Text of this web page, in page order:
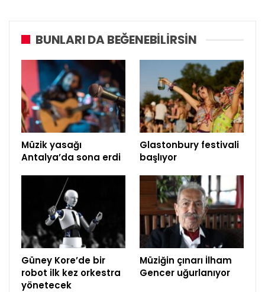
BUNLARI DA BEĞENEBILIRSIN
Müzik yasağı
Antalya’da sona erdi
Glastonbury festivali
başlıyor
Güney Kore’de bir
robot ilk kez orkestra
yönetecek
Müziğin çınarı İlham
Gencer uğurlanıyor